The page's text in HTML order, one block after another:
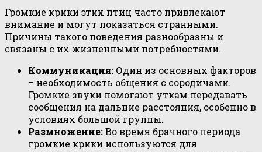
Громкие крики этих птиц часто привлекают
внимание и могут показаться странными.
Причины такого поведения разнообразны и
связаны с их жизненными потребностями.
Коммуникация: Один из основных факторов
– необходимость общения с сородичами.
Громкие звуки помогают уткам передавать
сообщения на дальние расстояния, особенно в
условиях большой группы.
Размножение:Во время брачного периода
громкие крики используются для